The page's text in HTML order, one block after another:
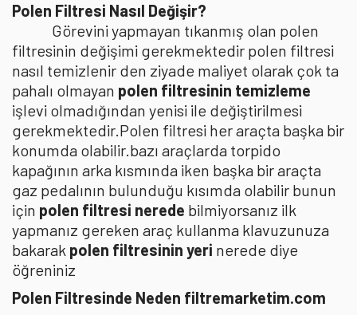
Polen Filtresi Nasıl Değişir?
Görevini yapmayan tıkanmış olan polen
filtresinin değişimi gerekmektedir polen filtresi
nasıl temizlenir den ziyade maliyet olarak çok ta
pahalı olmayan polen filtresinin temizleme
işlevi olmadığından yenisi ile değiştirilmesi
gerekmektedir.Polen filtresi her araçta başka bir
konumda olabilir.bazı araçlarda torpido
kapağının arka kısmında iken başka bir araçta
gaz pedalının bulunduğu kısımda olabilir bunun
için polen filtresi nerede bilmiyorsanız ilk
yapmanız gereken araç kullanma klavuzunuza
bakarak polen filtresinin yeri nerede diye
öğreniniz
Polen Filtresinde Neden filtremarketim.com